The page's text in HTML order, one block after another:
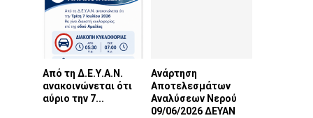
Από τη Δ.Ε.Υ.Α.Ν.
ανακοινώνεται ότι
αύριο την 7...
Ανάρτηση
Αποτελεσμάτων
Αναλύσεων Νερού
09/06/2026 ΔΕΥΑΝ